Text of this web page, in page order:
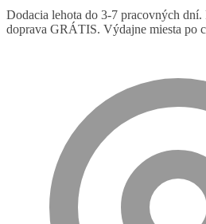
Dodacia lehota do 3-7 pracovných
doprava GRÁTIS. Výdajne miesta po